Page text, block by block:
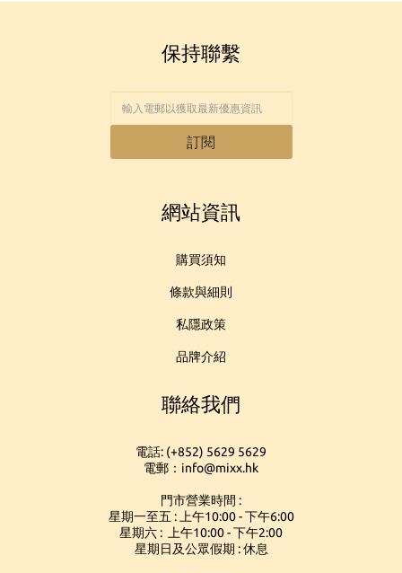
保持聯繫
訂閱
網站資訊
購買須知
條款與細則
私隱政策
品牌介紹
聯絡我們
電話: (+852) 5629 5629
電郵：info@mixx.hk
門市營業時間 :
星期一至五 : 上午10:00 - 下午6:00
星期六 : 上午10:00 - 下午2:00
星期日及公眾假期 : 休息